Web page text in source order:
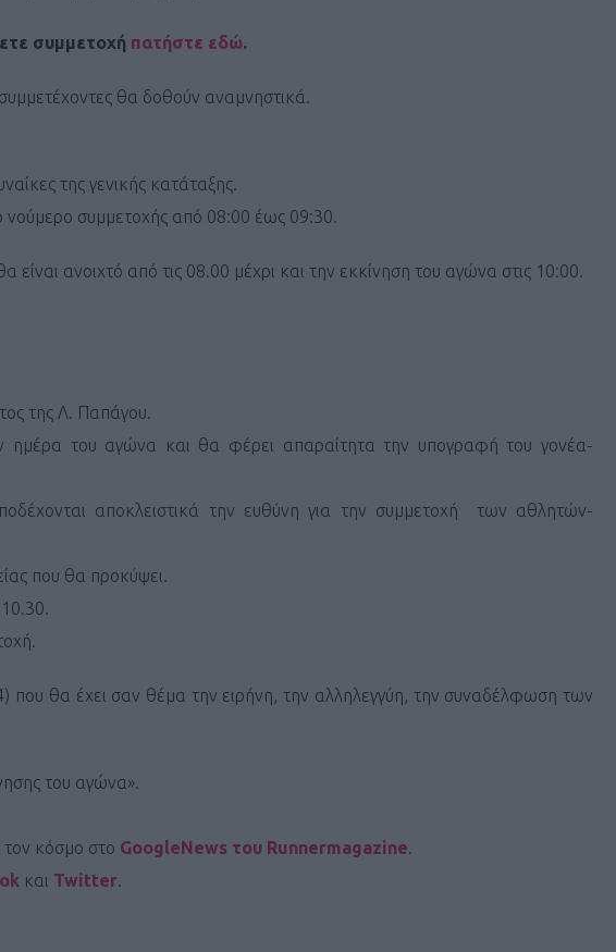
συμμετοχή πατήστε εδώ.
θα δοθούν αναμνηστικά.
της γενικής κατάταξης.
συμμετοχής από 08:00 έως 09:30.
είναι ανοιχτό από τις 08.00 μέχρι και την εκκίνηση του αγώνα στις 10:00.
της Λ. Παπάγου.
ημέρα του αγώνα και θα φέρει απαραίτητα την υπογραφή του γονέα-
αποκλειστικά την ευθύνη για την συμμετοχή των αθλητών-
που θα προκύψει.
θα έχει σαν θέμα την ειρήνη, την αλληλεγγύη, την συναδέλφωση των
του αγώνα».
κόσμο στο GoogleNews του Runnermagazine.
και Twitter.
στην κορυφή για το 2026!